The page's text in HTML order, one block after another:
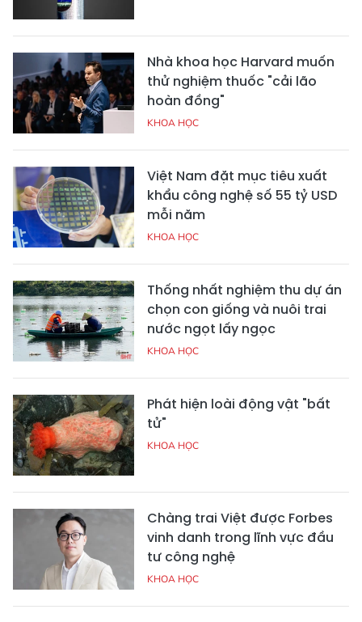
Nhà khoa học Harvard muốn
thử nghiệm thuốc "cải lão
hoàn đồng"
KHOA HỌC
Việt Nam đặt mục tiêu xuất
khẩu công nghệ số 55 tỷ USD
mỗi năm
KHOA HỌC
Thống nhất nghiệm thu dự án
chọn con giống và nuôi trai
nước ngọt lấy ngọc
KHOA HỌC
Phát hiện loài động vật "bất
tử"
KHOA HỌC
Chàng trai Việt được Forbes
vinh danh trong lĩnh vực đầu
tư công nghệ
KHOA HỌC